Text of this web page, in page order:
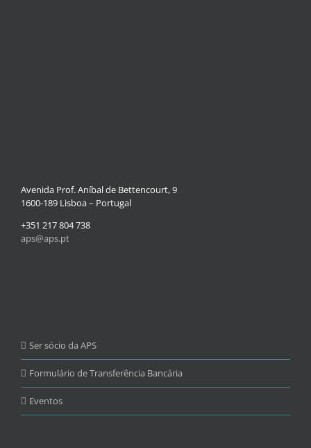
Avenida Prof. Aníbal de Bettencourt, 9
1600-189 Lisboa – Portugal
+351 217 804 738
aps@aps.pt
Ser sócio da APS
Formulário de Transferência Bancária
Eventos